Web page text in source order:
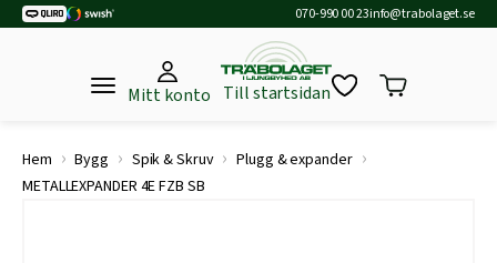
070-990 00 23info@trabolaget.se
Mitt konto Till startsidan
Hem › Bygg › Spik & Skruv › Plugg & expander ›
METALLEXPANDER 4E FZB SB